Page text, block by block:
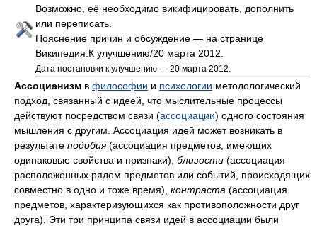
Возможно, её необходимо викифицировать, дополнить
или переписать.
Пояснение причин и обсуждение — на странице
Википедия:К улучшению/20 марта 2012.
Дата постановки к улучшению — 20 марта 2012.
Ассоцианизм в философии и психологии методологический
подход, связанный с идеей, что мыслительные процессы
действуют посредством связи (ассоциации) одного состояния
мышления с другим. Ассоциация идей может возникать в
результате подобия(ассоциация предметов, имеющих
одинаковые свойства и признаки), близости (ассоциация
расположенных рядом предметов или событий, происходящих
совместно в одно и тоже время), контраста (ассоциация
предметов, характеризующихся как противоположности друг
друга). Эти три принципа связи идей в ассоциации были